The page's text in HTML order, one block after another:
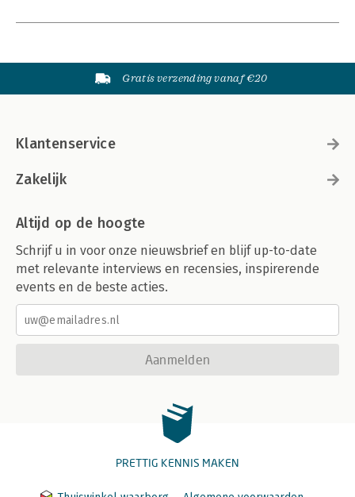
Gratis verzending vanaf €20
Klantenservice
Zakelijk
Altijd op de hoogte
Schrijf u in voor onze nieuwsbrief en blijf up-to-date
met relevante interviews en recensies, inspirerende
events en de beste acties.
Aanmelden
PRETTIG KENNIS MAKEN